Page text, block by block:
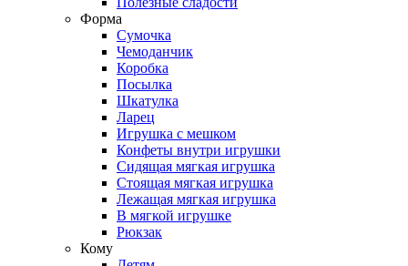
Форма
Сумочка
Чемоданчик
Коробка
Посылка
Шкатулка
Ларец
Игрушка с мешком
Конфеты внутри игрушки
Сидящая мягкая игрушка
Стоящая мягкая игрушка
Лежащая мягкая игрушка
В мягкой игрушке
Рюкзак
Кому